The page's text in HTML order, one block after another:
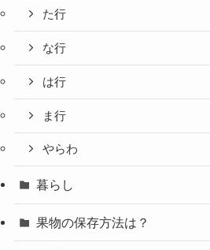
た行
な行
は行
ま行
やらわ
暮らし
果物の保存方法は？